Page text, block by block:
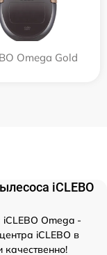
Omega Gold
iCLEBO
Omega -
iCLEBO в